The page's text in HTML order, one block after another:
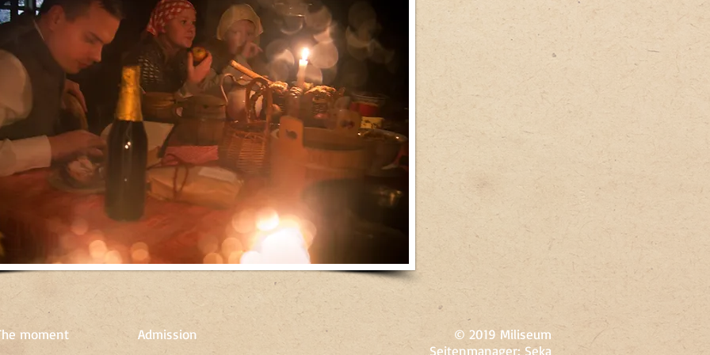
Admission
moment
© 2019 Miliseum
Seitenmanager: Seka